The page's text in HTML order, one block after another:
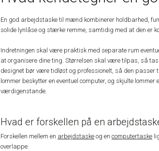
En god arbejdstaske til mænd kombinerer holdbarhed,
solide lynlåse og stærke remme, samtidig med at den er
Indretningen skal være praktisk med separate rum
at organisere dine ting. Størrelsen skal være tilpas, så
designet bør være tidløst og professionelt, så den passer
lommer beskytter en eventuel computer, og skjulte
værdigenstande.
Hvad er forskellen på en
Forskellen mellem en arbejdstaske og en computertaske
overlappe.